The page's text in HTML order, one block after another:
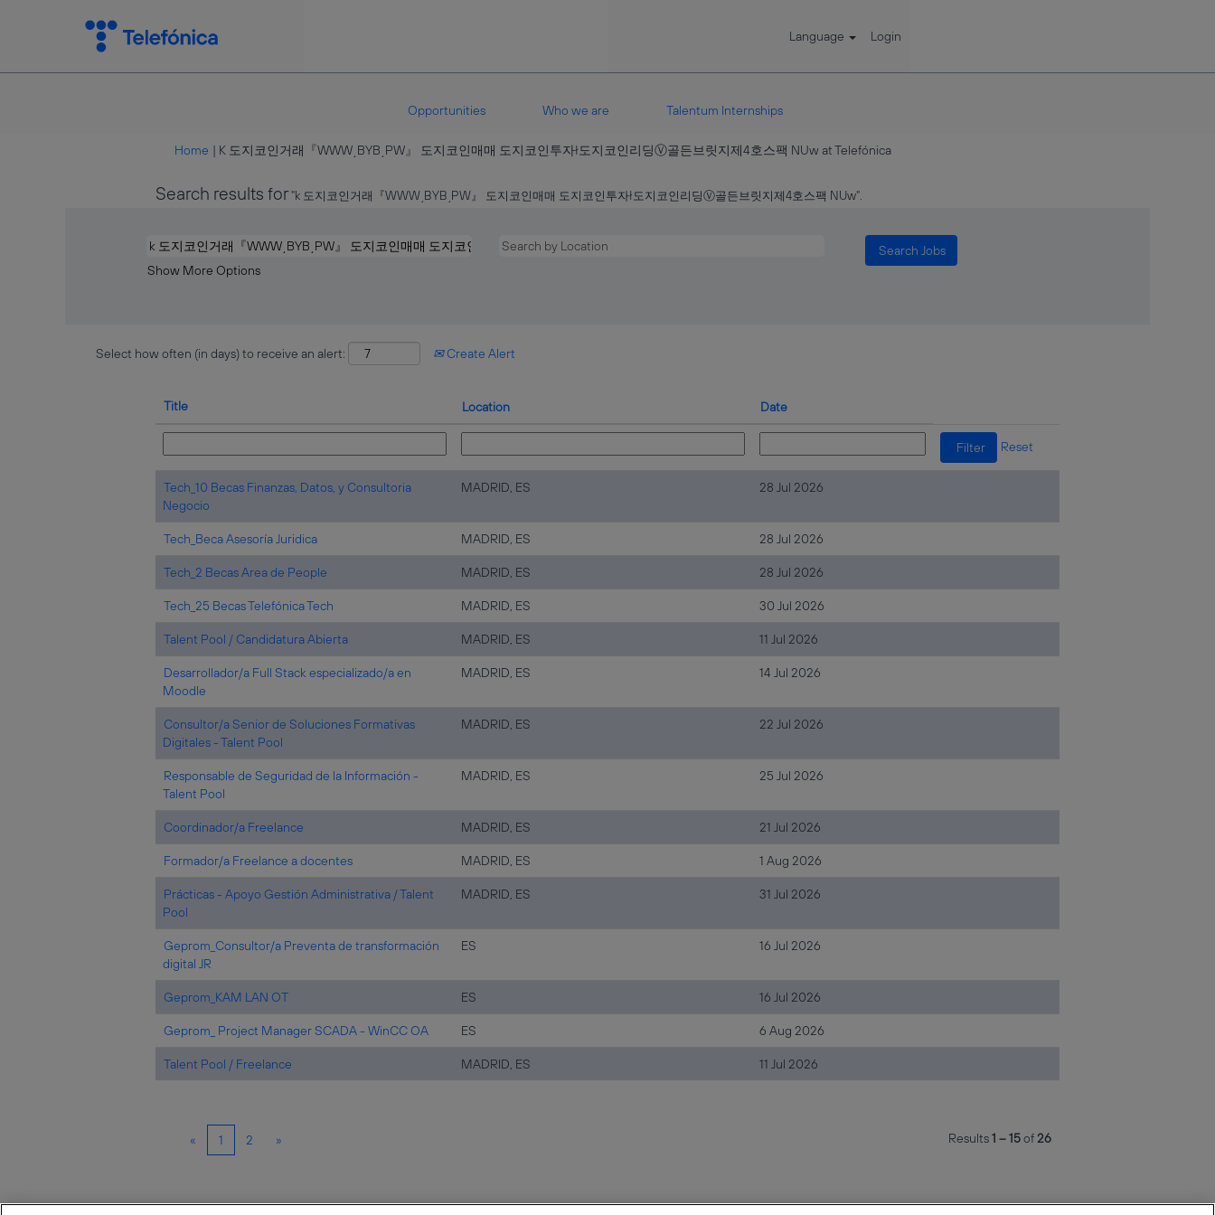
Language Login
Opportunities Who we are Talentum Internships
Home | K 도지코인거래『WWW͵BYB͵PW』 도지코인매매 도지코인투자ł도지코인리딩Ⓥ골든브릿지제4호스팩 NUw at Telefónica(current
Search results for"k 도지코인거래『WWW͵BYB͵PW』 도지코인매매 도지코인투자ł도지코인리딩Ⓥ골든브릿지제4호스팩 NUw".
Show More Options
Select how often (in days) to receive an alert: Create Alert
Title Location Date
Reset
Tech_10 Becas Finanzas, Datos, y Consultoria
Negocio
MADRID, ES 28 Jul 2026
Tech_Beca Asesoría Juridica MADRID, ES 28 Jul 2026
Tech_2 Becas Area de People MADRID, ES 28 Jul 2026
Tech_25 Becas Telefónica Tech MADRID, ES 30 Jul 2026
Talent Pool / Candidatura Abierta MADRID, ES 11 Jul 2026
Desarrollador/a Full Stack especializado/a en
Moodle
MADRID, ES 14 Jul 2026
Consultor/a Senior de Soluciones Formativas
Digitales - Talent Pool
MADRID, ES 22 Jul 2026
Responsable de Seguridad de la Información -
Talent Pool
MADRID, ES 25 Jul 2026
Coordinador/a Freelance MADRID, ES 21 Jul 2026
Formador/a Freelance a docentes MADRID, ES 1 Aug 2026
Prácticas - Apoyo Gestión Administrativa / Talent
Pool
MADRID, ES 31 Jul 2026
Geprom_Consultor/a Preventa de transformación
digital JR
ES 16 Jul 2026
Geprom_KAM LAN OT ES 16 Jul 2026
Geprom_ Project Manager SCADA - WinCC OA ES 6 Aug 2026
Talent Pool / Freelance MADRID, ES 11 Jul 2026
Results1 – 15of 26
« 1 2 »